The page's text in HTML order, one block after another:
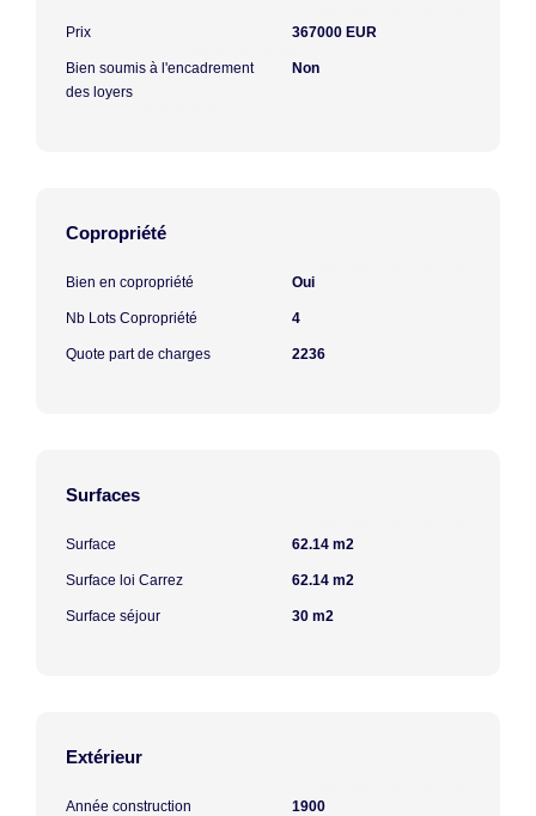
Prix 367000 EUR
Bien soumis à l'encadrement
des loyers
Non
Copropriété
Bien en copropriété Oui
Nb Lots Copropriété 4
Quote part de charges 2236
Surfaces
Surface 62.14 m2
Surface loi Carrez 62.14 m2
Surface séjour 30 m2
Extérieur
Année construction 1900